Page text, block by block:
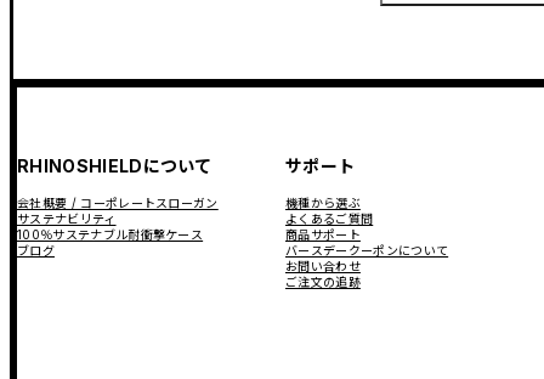
RHINOSHIELDについて
会社概要 / コーポレートスローガン
サステナビリティ
100％サステナブル耐衝撃ケース
ブログ
サポート
機種から選ぶ
よくあるご質問
商品サポート
バースデークーポンについて
お問い合わせ
ご注文の追跡